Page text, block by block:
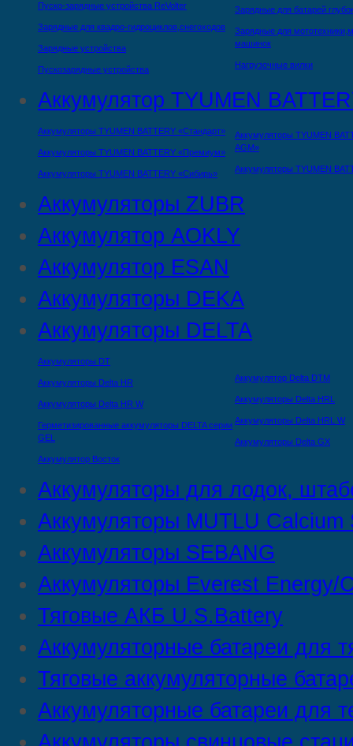
Пуско-зарядные устройства ReVolter
Зарядные для квадро-гидроциклов,снегоходов
Зарядные устройства
Пускозарядные устройства
Зарядные для батарей
Зарядные для
машинок
Нагрузочные вилки
Аккумулятор TYUMEN
Аккумуляторы TYUMEN BATTERY «Стандарт»
Аккумуляторы TYUMEN BATTERY «Премиум»
Аккумуляторы TYUMEN BATTERY «Сибирь»
Аккумуляторы TYUMEN
AGM»
Аккумуляторы TYUMEN
Аккумуляторы ZUBR
Аккумулятор AOKLY
Аккумулятор ESAN
Аккумуляторы DEKA
Аккумуляторы DELTA
Аккумуляторы DT
Аккумуляторы Delta HR
Аккумуляторы Delta HR W
Герметизированные аккумуляторы DELTA серии
GEL
Аккумулятор Восток
Аккумулятор Delta DTМ
Аккумуляторы Delta HRL
Аккумуляторы Delta HRL W
Аккумуляторы Delta GX
Аккумуляторы для лодок,
Аккумуляторы MUTLU Calcium
Аккумуляторы SEBANG
Аккумуляторы Everest Energy/
Тяговые АКБ U.S.Battery
Аккумуляторные батареи для
Тяговые аккумуляторные
Аккумуляторные батареи для